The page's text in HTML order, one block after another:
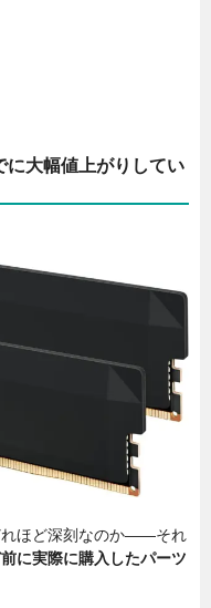
に大幅値上がりしてい
れほど深刻なのか――それ
に実際に購入したパーツ